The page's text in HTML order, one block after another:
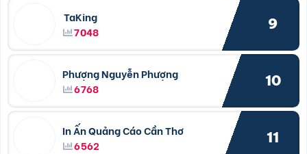
TaKing
7048
9
Phượng Nguyễn Phượng
6768
10
In Ấn Quảng Cáo Cần Thơ
6562
11